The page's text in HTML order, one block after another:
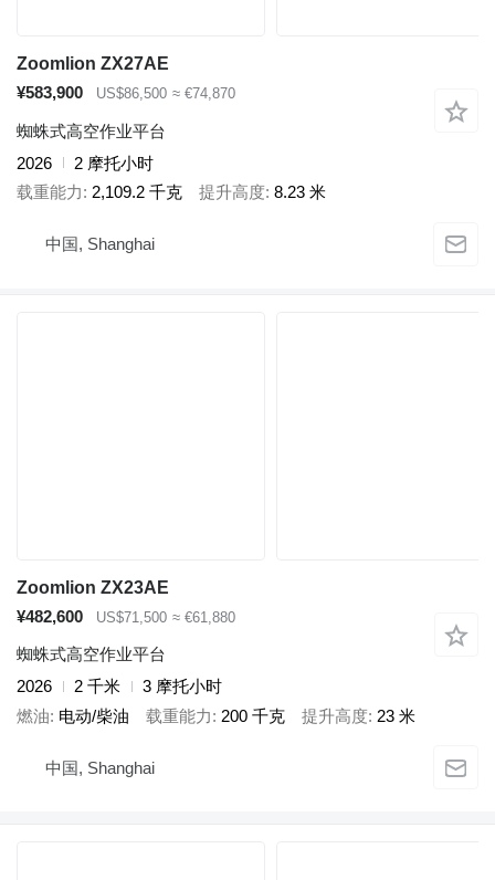
Zoomlion ZX27AE
¥583,900
US$86,500 ≈ €74,870
蜘蛛式高空作业平台
2026
2 摩托小时
载重能力
2,109.2 千克 提升高度 8.23 米
中国, Shanghai
Zoomlion ZX23AE
¥482,600
US$71,500 ≈ €61,880
蜘蛛式高空作业平台
2026
2 千米
3 摩托小时
燃油 电动/柴油 载重能力 200 千克 提升高度 23 米
中国, Shanghai